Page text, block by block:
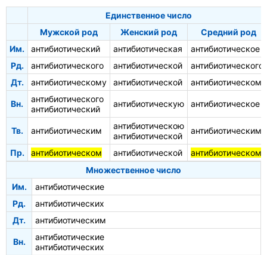
Единственное число
Мужской род
Женский род
Средний род
Им.
антибиотический антибиотическая
антибиотическое
Рд.
антибиотического антибиотической
антибиотического
Дт.
антибиотическому антибиотической антибиотическому
Вн.
антибиотического
антибиотический
антибиотическую антибиотическое
Тв. антибиотическим
антибиотическою
антибиотической
антибиотическим
Пр. антибиотическом антибиотической
антибиотическом
Множественное число
Им.
антибиотические
Рд.
антибиотических
Дт.
антибиотическим
Вн.
антибиотические
антибиотических